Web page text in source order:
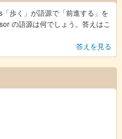
歩く」が語源で「前進する」を
の語源は何でしょう。答えはこ
答えを見る